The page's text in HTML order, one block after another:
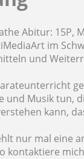
Abitur: 15P,
im
und
Musik tun,
kann,
nur mal eine
kontaktiere